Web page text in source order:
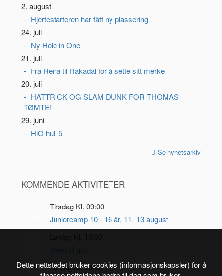
2. august
Hjertestarteren har fått ny plassering
24. juli
Ny Hole in One
21. juli
Fra Rena til Hakadal for å sette sitt merke
20. juli
HATTRICK OG SLAM DUNK FOR THOMAS
TØMTE!
29. juni
HiO hull 5
Se nyhetsarkiv
KOMMENDE AKTIVITETER
Tirsdag Kl. 09:00
Juniorcamp 10 - 16 år, 11- 13 august
5
Lørdag Kl. 10:00
Dette nettstedet bruker cookies (informasjonskapsler) for å